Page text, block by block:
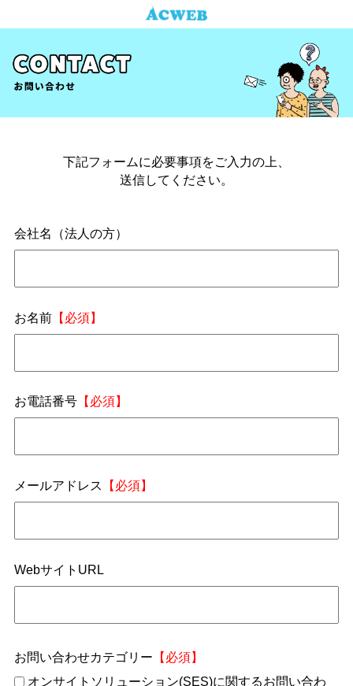
下記フォームに必要事項をご入力の上、
送信してください。
会社名（法人の方）
お名前【必須】
お電話番号【必須】
メールアドレス 【必須】
WebサイトURL
お問い合わせカテゴリー 【必須】
オンサイトソリューション(SES)に関するお問い合わ